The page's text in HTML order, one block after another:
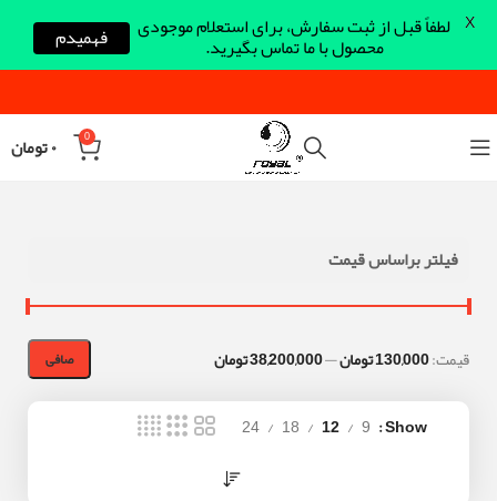
0 ۰تومان
فیلتر براساس قیمت
صافی قيمت:130,000 تومان —38,200,000 تومان
Show
9
12
18
24
لطفاً قبل از ثبت سفارش، برای استعلام موجودی
محصول با ما تماس بگیرید. فهمیدم X